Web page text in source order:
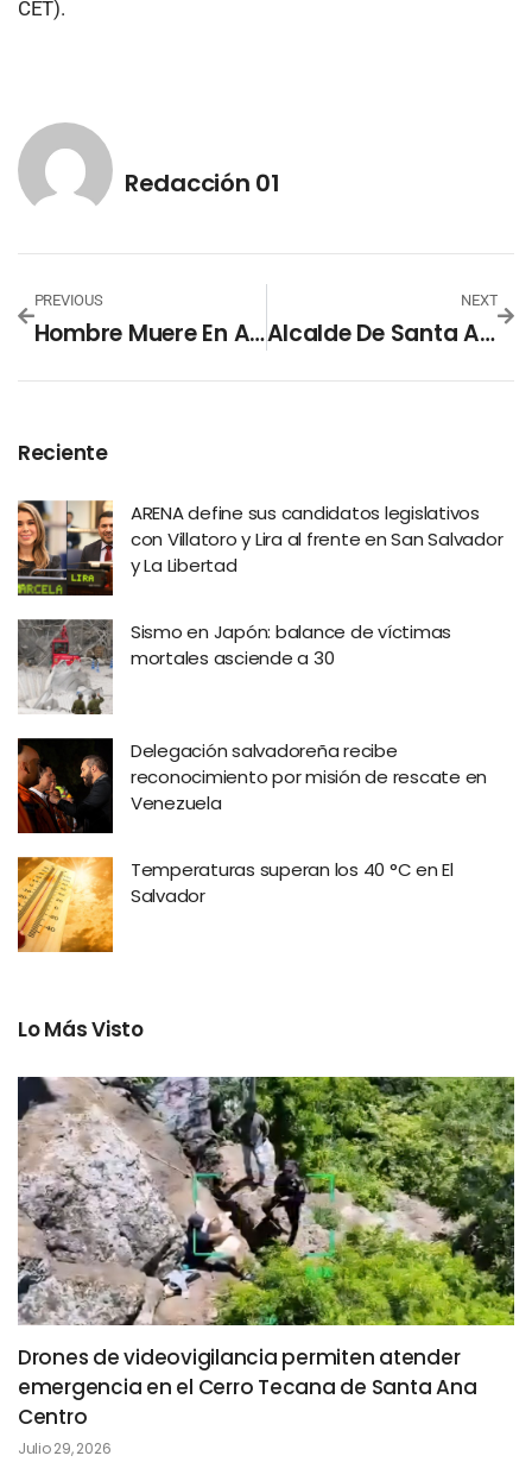
CET).
Redacción 01
PREVIOUS
Hombre Muere En Accidente De Tránsito En La Carretera Panamericana
NEXT
Alcalde De Santa Ana Centro Recibe La «Medalla Al Mérito Ben Llamat» En La Cumbre Mundial De Municipalidades 2024
Reciente
ARENA define sus candidatos legislativos
con Villatoro y Lira al frente en San Salvador
y La Libertad
Sismo en Japón: balance de víctimas
mortales asciende a 30
Delegación salvadoreña recibe
reconocimiento por misión de rescate en
Venezuela
Temperaturas superan los 40 °C en El
Salvador
Lo Más Visto
Drones de videovigilancia permiten atender
emergencia en el Cerro Tecana de Santa Ana
Centro
Julio 29, 2026